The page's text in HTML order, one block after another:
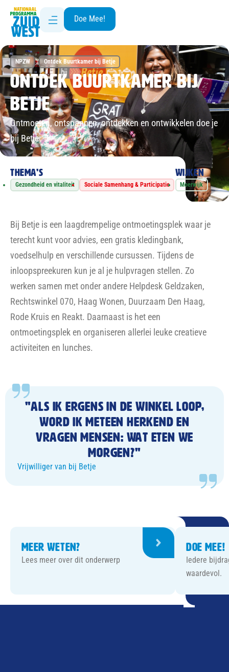
Doe Mee!
NPZW Ontdek Buurtkamer bij Betje
Ontdek Buurtkamer bij
Betje
Ontmoeten, ontspannen, ontdekken en ontwikkelen doe je
bij Betje
Thema's
Gezondheid en vitaliteit Sociale Samenhang & Participatie
Wijken
Moerwijk
Bij Betje is een laagdrempelige ontmoetingsplek waar je
terecht kunt voor advies, een gratis kledingbank,
voedselhulp en verschillende cursussen. Tijdens de
inloopspreekuren kun je al je hulpvragen stellen. Zo
werken samen met onder andere Helpdesk Geldzaken,
Rechtswinkel 070, Haag Wonen, Duurzaam Den Haag,
Rode Kruis en Reakt. Daarnaast is het een
ontmoetingsplek en organiseren allerlei leuke creatieve
activiteiten en lunches.
"Als ik ergens in de winkel loop,
word ik meteen herkend en
vragen mensen: wat eten we
morgen?"
Vrijwilliger van bij Betje
Meer weten?
Lees meer over dit onderwerp
Doe mee!
Iedere
waardevol.